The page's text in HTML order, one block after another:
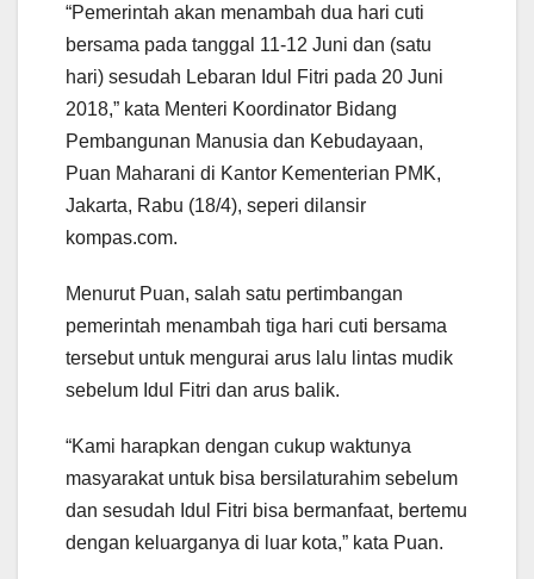
“Pemerintah akan menambah dua hari cuti
bersama pada tanggal 11-12 Juni dan (satu
hari) sesudah Lebaran Idul Fitri pada 20 Juni
2018,” kata Menteri Koordinator Bidang
Pembangunan Manusia dan Kebudayaan,
Puan Maharani di Kantor Kementerian PMK,
Jakarta, Rabu (18/4), seperi dilansir
kompas.com.
Menurut Puan, salah satu pertimbangan
pemerintah menambah tiga hari cuti bersama
tersebut untuk mengurai arus lalu lintas mudik
sebelum Idul Fitri dan arus balik.
“Kami harapkan dengan cukup waktunya
masyarakat untuk bisa bersilaturahim sebelum
dan sesudah Idul Fitri bisa bermanfaat, bertemu
dengan keluarganya di luar kota,” kata Puan.